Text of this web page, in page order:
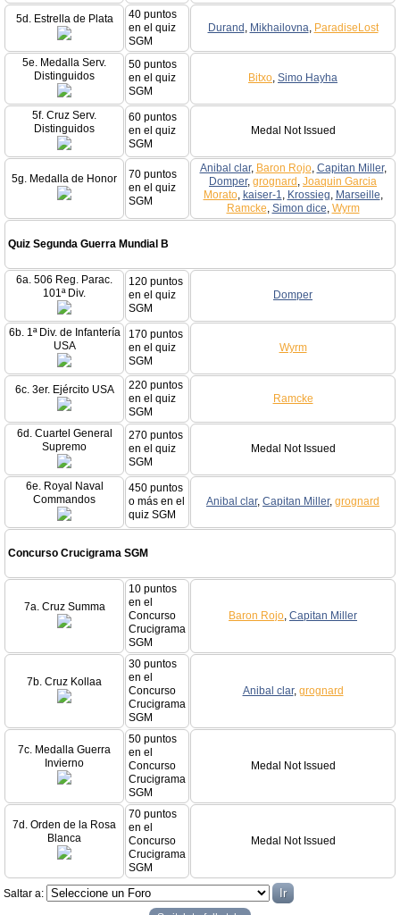
5d. Estrella de Plata
40 puntos
en el quiz
SGM
Durand , Mikhailovna, ParadiseLost
5e. Medalla Serv.
Distinguidos
50 puntos
en el quiz
SGM
Bitxo, Simo Hayha
5f. Cruz Serv.
Distinguidos
60 puntos
en el quiz
SGM
Medal Not Issued
5g. Medalla de Honor
70 puntos
en el quiz
SGM
Anibal clar, Baron Rojo, Capitan Miller,
Domper, grognard , Joaquin Garcia
Morato, kaiser-1, Krossieg, Marseille,
Ramcke, Simon dice, Wyrm
Quiz Segunda Guerra Mundial B
6a. 506 Reg. Parac.
101ª Div.
120 puntos
en el quiz
SGM
Domper
6b. 1ª Div. de Infantería
USA
170 puntos
en el quiz
SGM
Wyrm
6c. 3er. Ejército USA
220 puntos
en el quiz
SGM
Ramcke
6d. Cuartel General
Supremo
270 puntos
en el quiz
SGM
Medal Not Issued
6e. Royal Naval
Commandos
450 puntos
o más en el
quiz SGM
Anibal clar, Capitan Miller, grognard
Concurso Crucigrama SGM
7a. Cruz Summa
10 puntos
en el
Concurso
Crucigrama
SGM
Baron Rojo, Capitan Miller
7b. Cruz Kollaa
30 puntos
en el
Concurso
Crucigrama
SGM
Anibal clar, grognard
7c. Medalla Guerra
Invierno
50 puntos
en el
Concurso
Crucigrama
SGM
Medal Not Issued
7d. Orden de la Rosa
Blanca
70 puntos
en el
Concurso
Crucigrama
SGM
Medal Not Issued
Saltar a: